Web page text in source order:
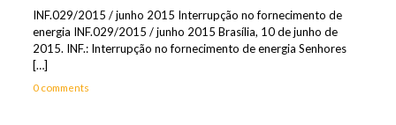
INF.029/2015 / junho 2015 Interrupção no fornecimento de
energia INF.029/2015 / junho 2015 Brasília, 10 de junho de
2015. INF.: Interrupção no fornecimento de energia Senhores
[…]
0 comments